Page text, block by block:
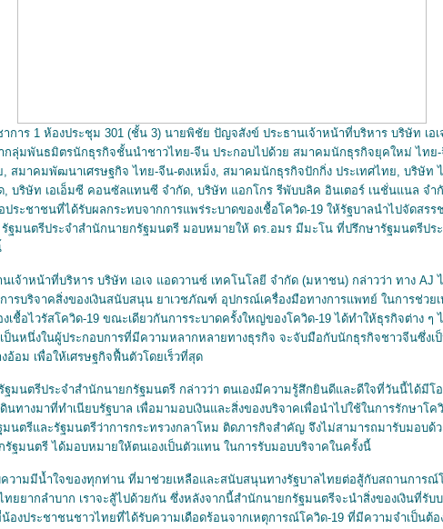
ร 1 ห้องประชุม 301 (ชั้น 3) นายพิชัย ปัญจสังข์ ประธานเจ้าหน้าที่บริหาร บริษัท เอเ
ลุ่มพันธมิตรนักธุรกิจชั้นนำชาวไทย-จีน ประกอบไปด้วย สมาคมนักธุรกิจยุคใหม่ ไทย
สมาคมพัฒนาเศรษฐกิจ ไทย-จีน-ตงเหม็ง, สมาคมนักธุรกิจปักกิ่ง ประเทศไทย, บริษัท
, บริษัท เอเอ็มซี คอนซัลแทนซี จำกัด, บริษัท แอกโกร รีพับบลิค อินเตอร์ เนชั่นแนล จ
ระชาชนที่ได้รับผลกระทบจากการแพร่ระบาดของเชื้อโควิด-19 ให้รัฐบาลนำไปจัดสรร
ฐมนตรีประจำสำนักนายกรัฐมนตรี มอบหมายให้ ดร.อมร มีมะโน ที่ปรึกษารัฐมนตรีปร
าหน้าที่บริหาร บริษัท เอเจ แอดวานซ์ เทคโนโลยี จำกัด (มหาชน) กล่าวว่า ทาง AJ
รบริจาคสิ่งของเงินสนับสนุน ยาเวชภัณฑ์ อุปกรณ์เครื่องมือทางการแพทย์ ในการช่วย
ชื้อไวรัสโควิด-19 ขณะเดียวกันการระบาดครั้งใหญ่ของโควิด-19 ได้ทำให้ธุรกิจต่าง ๆ
เป็นหนึ่งในผู้ประกอบการที่มีความหลากหลายทางธุรกิจ จะจับมือกับนักธุรกิจชาวจีนซึ่ง
อ้อม เพื่อให้เศรษฐกิจฟื้นตัวโดยเร็วที่สุด
ฐมนตรีประจำสำนักนายกรัฐมนตรี กล่าวว่า ตนเองมีความรู้สึกยินดีและดีใจที่วันนี้ได้มี
ทางมาที่ทำเนียบรัฐบาล เพื่อมามอบเงินและสิ่งของบริจาคเพื่อนำไปใช้ในการรักษาโค
นตรีและรัฐมนตรีว่าการกระทรวงกลาโหม ติดภารกิจสำคัญ จึงไม่สามารถมารับมอบด้
ฐมนตรี ได้มอบหมายให้ตนเองเป็นตัวแทน ในการรับมอบบริจาคในครั้งนี้
ามมีน้ำใจของทุกท่าน ที่มาช่วยเหลือและสนับสนุนทางรัฐบาลไทยต่อสู้กับสถานการณ์
ทยยากลำบาก เราจะสู้ไปด้วยกัน ซึ่งหลังจากนี้สำนักนายกรัฐมนตรีจะนำสิ่งของเงินที่รั
องประชาชนชาวไทยที่ได้รับความเดือดร้อนจากเหตุการณ์โควิด-19 ที่มีความจำเป็นต้อ